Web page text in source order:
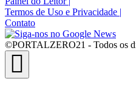
Termos de Uso e Privacidade |
Contato
©PORTALZERO21 - Todos os